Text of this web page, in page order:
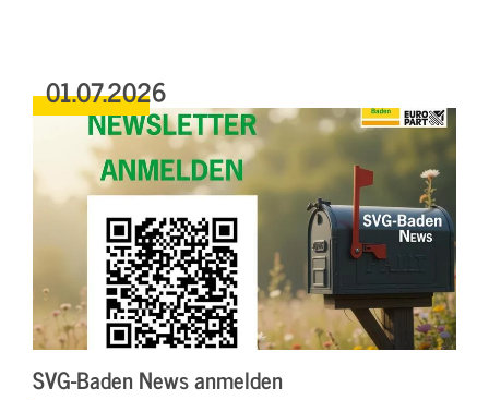
01.07.2026
SVG-Baden News anmelden